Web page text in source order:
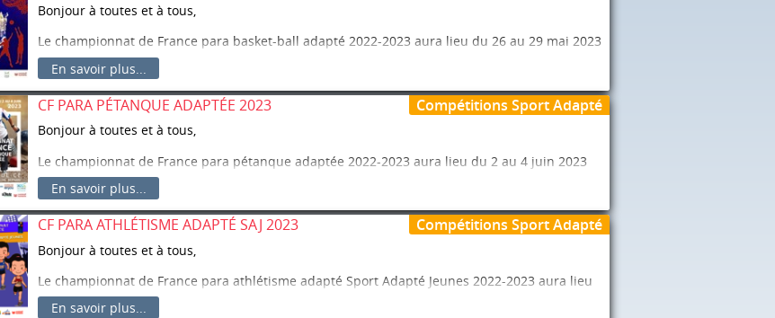
Bonjour à toutes et à tous,
Le championnat de France para basket-ball adapté 2022-2023 aura lieu du 26 au 29 mai 2023
à Bourges (18).
Vous trouverez le dossier téléchargeable dans l’onglet “Championnats de France”.
La clôture des inscriptions est fixée au vendredi 21 avril 2023.
En savoir plus...
CF PARA PÉTANQUE ADAPTÉE 2023 Compétitions Sport Adapté
Bonjour à toutes et à tous,
Le championnat de France para pétanque adaptée 2022-2023 aura lieu du 2 au 4 juin 2023
aux Ponts-de-Cé (49).
Vous trouverez le dossier téléchargeable dans l’onglet “Championnats de France”.
En savoir plus...
CF PARA ATHLÉTISME ADAPTÉ SAJ 2023 Compétitions Sport Adapté
Bonjour à toutes et à tous,
Le championnat de France para athlétisme adapté Sport Adapté Jeunes 2022-2023 aura lieu
du 23 au 25 mai 2023 à Moirans (38).
En savoir plus...